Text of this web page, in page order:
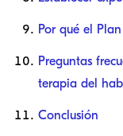
Por qué el
Preguntas
terapia del
Conclusión